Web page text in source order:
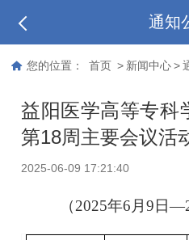
通知
您的位置： 首页 > 新闻中心 >
益阳医学高等专科
第18周主要会议活
2025-06-09 17:21:40
（2025年6 月9日